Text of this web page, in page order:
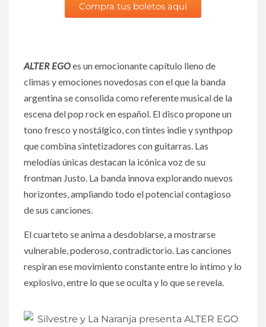
Compra tus boletos aquí
ALTER EGOes un emocionante capítulo lleno de
climas y emociones novedosas con el que la banda
argentina se consolida como referente musical de la
escena del pop rock en español. El disco propone un
tono fresco y nostálgico, con tintes indie y synthpop
que combina sintetizadores con guitarras. Las
melodías únicas destacan la icónica voz de su
frontman Justo. La banda innova explorando nuevos
horizontes, ampliando todo el potencial contagioso
de sus canciones.
El cuarteto se anima a desdoblarse, a mostrarse
vulnerable, poderoso, contradictorio. Las canciones
respiran ese movimiento constante entre lo íntimo y lo
explosivo, entre lo que se oculta y lo que se revela.